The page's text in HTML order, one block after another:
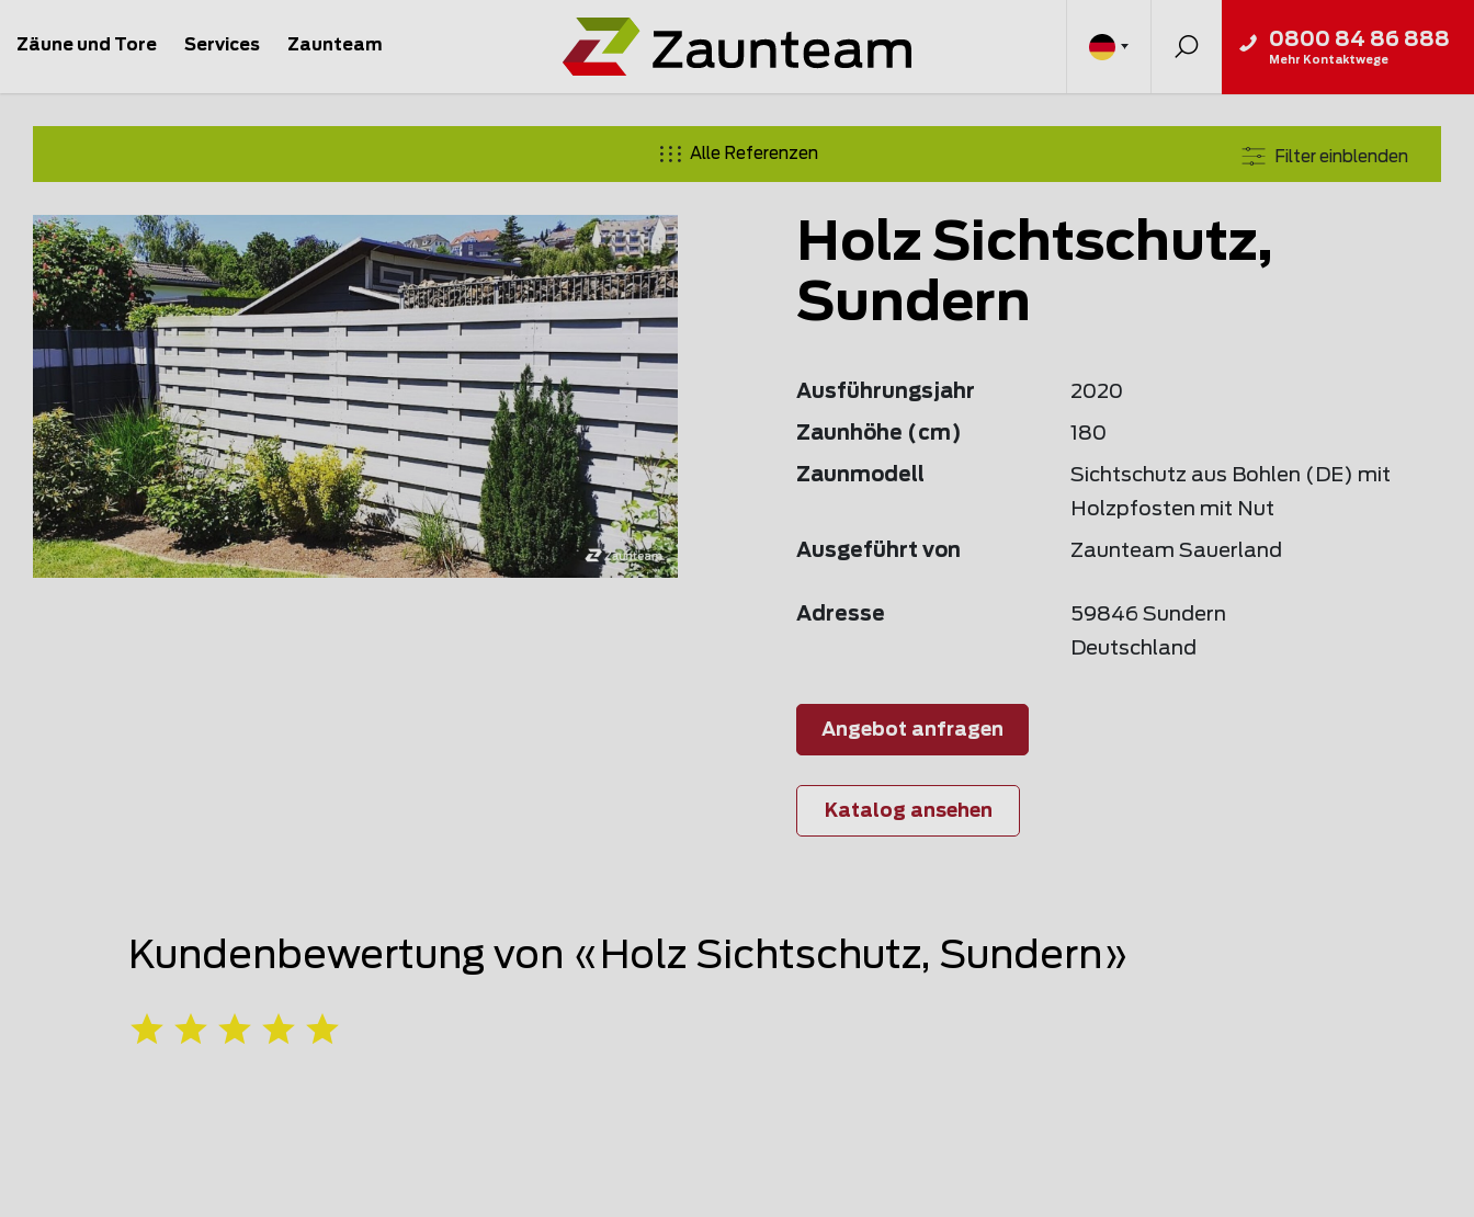
Zäune und Tore Services Zaunteam 0800 84 86 888
Mehr Kontaktwege
Alle Referenzen Filter einblenden
Holz Sichtschutz,
Sundern
Ausführungsjahr 2020
Zaunhöhe (cm) 180
Zaunmodell
Sichtschutz aus Bohlen (DE) mit
Holzpfosten mit Nut
Ausgeführt von Zaunteam Sauerland
Adresse
59846 Sundern
Deutschland
Angebot anfragen
Katalog ansehen
Kundenbewertung von «Holz Sichtschutz, Sundern»